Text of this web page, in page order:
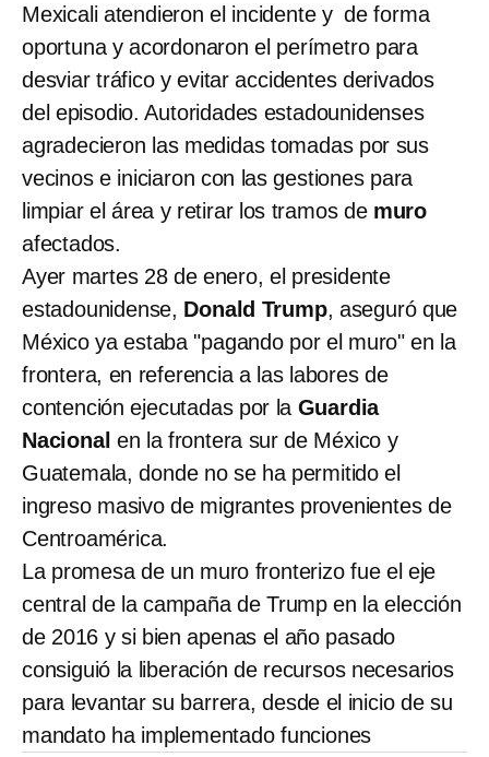
Mexicali atendieron el incidente y de forma
oportuna y acordonaron el perímetro para
desviar tráfico y evitar accidentes derivados
del episodio. Autoridades estadounidenses
agradecieron las medidas tomadas por sus
vecinos e iniciaron con las gestiones para
limpiar el área y retirar los tramos de muro
afectados.
Ayer martes 28 de enero, el presidente
estadounidense, Donald Trump, aseguró que
México ya estaba "pagando por el muro" en la
frontera, en referencia a las labores de
contención ejecutadas por la Guardia
Nacional en la frontera sur de México y
Guatemala, donde no se ha permitido el
ingreso masivo de migrantes provenientes de
Centroamérica.
La promesa de un muro fronterizo fue el eje
central de la campaña de Trump en la elección
de 2016 y si bien apenas el año pasado
consiguió la liberación de recursos necesarios
para levantar su barrera, desde el inicio de su
mandato ha implementado funciones